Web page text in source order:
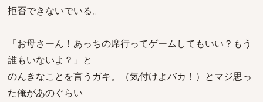
拒否できないでいる。
「お母さーん！あっちの席行ってゲームしてもいい？もう
誰もいないよ？」と
のんきなことを言うガキ。（気付けよバカ！）とマジ思っ
た俺があのぐらい